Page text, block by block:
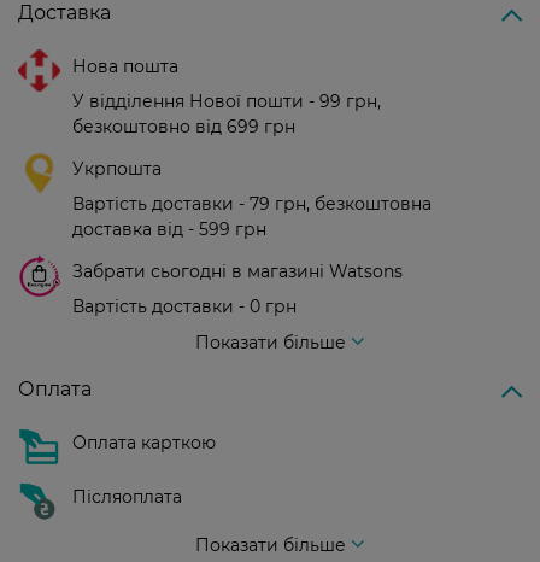
Доставка
Нова пошта
У відділення Нової пошти - 99 грн,
безкоштовно від 699 грн
Укрпошта
Вартість доставки - 79 грн, безкоштовна
доставка від - 599 грн
Забрати сьогодні в магазині Watsons
Вартість доставки - 0 грн
Показати більше
Оплата
Оплата карткою
Післяоплата
Показати більше